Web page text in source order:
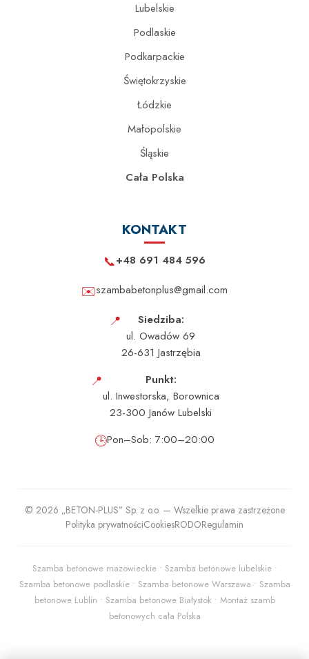
Lubelskie
Podlaskie
Podkarpackie
Świętokrzyskie
Łódzkie
Małopolskie
Śląskie
Cała Polska
KONTAKT
📞+48 691 484 596
✉️szambabetonplus@gmail.com
📍
Siedziba:
ul. Owadów 69
26-631 Jastrzębia
📍
Punkt:
ul. Inwestorska, Borownica
23-300 Janów Lubelski
🕒Pon–Sob: 7:00–20:00
© 2026 „BETON-PLUS” Sp. z o.o. — Wszelkie prawa zastrzeżone
Polityka prywatnościCookiesRODORegulamin
Szamba betonowe mazowieckie • Szamba betonowe lubelskie •
Szamba betonowe podlaskie • Szamba betonowe Warszawa • Szamba
betonowe Lublin • Szamba betonowe Białystok • Montaż szamb
betonowych cała Polska